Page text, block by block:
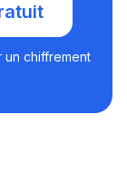
chiffrement